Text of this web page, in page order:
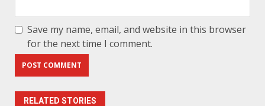
Save my name, email, and website in this browser
for the next time I comment.
RELATED STORIES